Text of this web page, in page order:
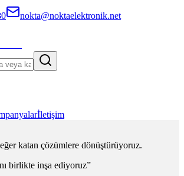
nokta@noktaelektronik.net
İletişim
katan çözümlere dönüştürüyoruz.
birlikte inşa ediyoruz”